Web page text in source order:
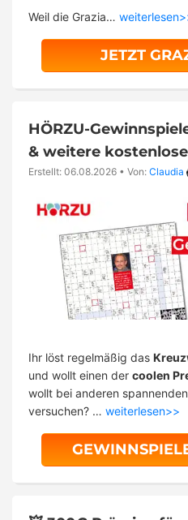
Weil die Grazia…
JETZT
HÖRZU-
& weitere
Erstellt: 06.08.2026 • Von: Claudia
Ihr löst regelmäßig das
und wollt einen der coolen
wollt bei anderen spannenden
versuchen? … weiterlesen>>